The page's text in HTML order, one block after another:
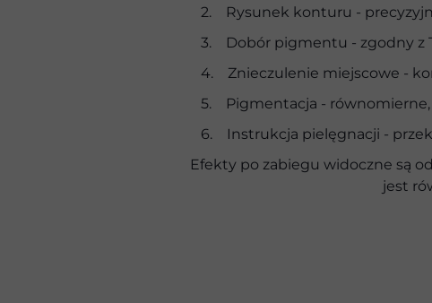
2. Rysunek konturu -
3. Dobór pigmentu - zgodny z
4. Znieczulenie miejscowe -
5. Pigmentacja - równomierne,
6. Instrukcja pielęgnacji -
Efekty po zabiegu widoczne są
jest